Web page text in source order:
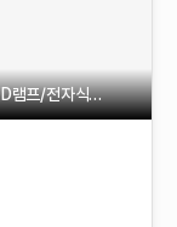
자식계기판..